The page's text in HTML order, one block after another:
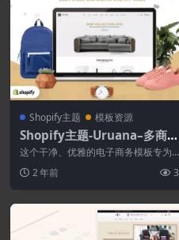
Shopify主题 模板资源
Shopify主题-Uruana–多商店
响应式Shopify主题
这个干净、优雅的电子商务模板专为创
合时尚商店、...
2 年前